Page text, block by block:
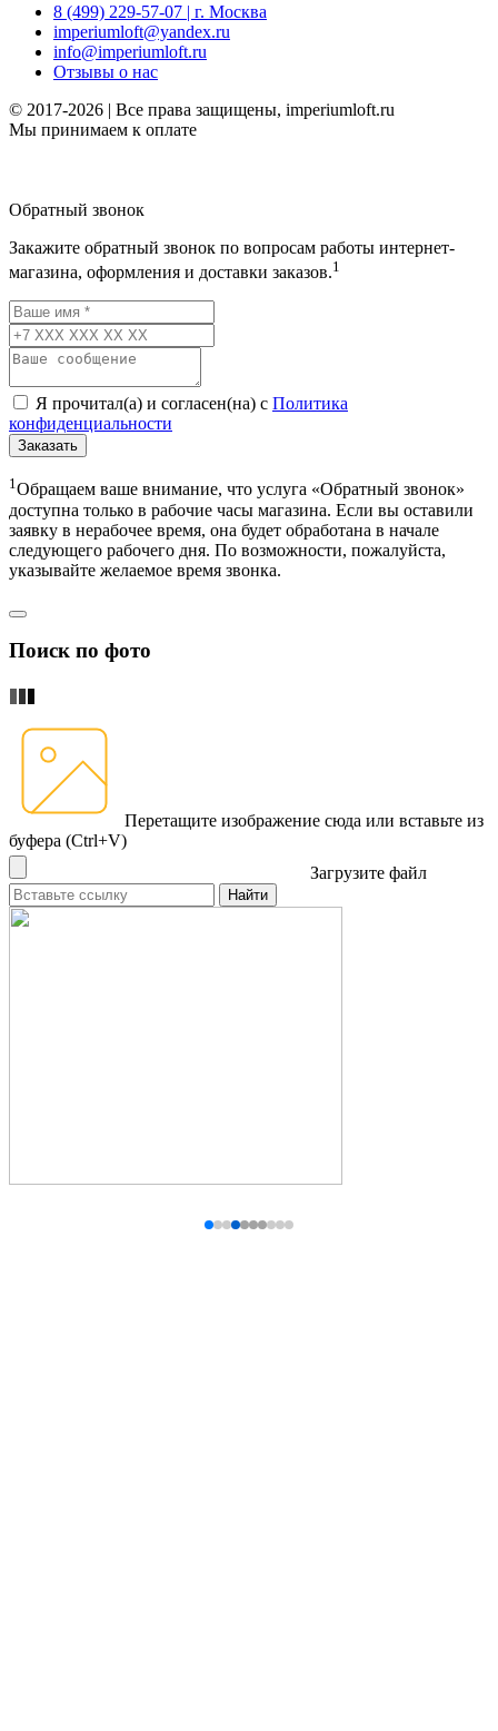
8 (499) 229-57-07 | г. Москва
imperiumloft@yandex.ru
info@imperiumloft.ru
Отзывы о нас
© 2017-2026 | Все права защищены, imperiumloft.ru
Мы принимаем к оплате
Обратный звонок
Закажите обратный звонок по вопросам работы интернет-
магазина, оформления и доставки заказов.1
Я прочитал(а) и согласен(на) с Политика
конфиденциальности
Заказать
1Обращаем ваше внимание, что услуга «Обратный звонок»
доступна только в рабочие часы магазина. Если вы оставили
заявку в нерабочее время, она будет обработана в начале
следующего рабочего дня. По возможности, пожалуйста,
указывайте желаемое время звонка.
Поиск по фото
Перетащите изображение сюда или вставьте из
буфера (Ctrl+V)
Загрузите файл
Найти